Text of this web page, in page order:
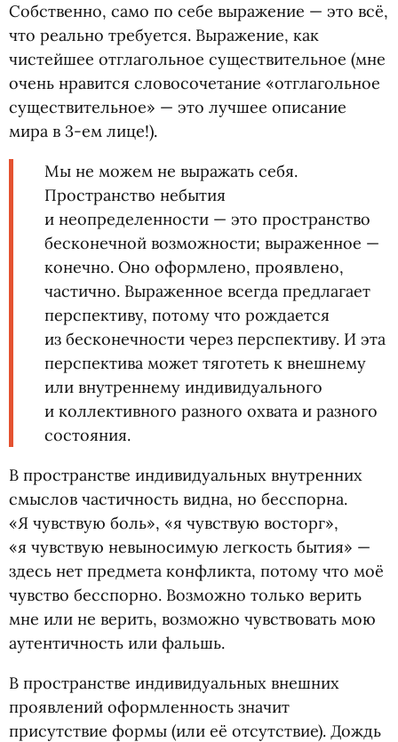
Собственно, само по себе выражение — это всё,
что реально требуется. Выражение, как
чистейшее отглагольное существительное (мне
очень нравится словосочетание «отглагольное
существительное» — это лучшее описание
мира в 3-ем лице!).
Мы не можем не выражать себя.
Пространство небытия
и неопределенности — это пространство
бесконечной возможности; выраженное —
конечно. Оно оформлено, проявлено,
частично. Выраженное всегда предлагает
перспективу, потому что рождается
из бесконечности через перспективу. И эта
перспектива может тяготеть к внешнему
или внутреннему индивидуального
и коллективного разного охвата и разного
состояния.
В пространстве индивидуальных внутренних
смыслов частичность видна, но бесспорна.
«Я чувствую боль», «я чувствую восторг»,
«я чувствую невыносимую легкость бытия» —
здесь нет предмета конфликта, потому что моё
чувство бесспорно. Возможно только верить
мне или не верить, возможно чувствовать мою
аутентичность или фальшь.
В пространстве индивидуальных внешних
проявлений оформленность значит
присутствие формы (или её отсутствие). Дождь